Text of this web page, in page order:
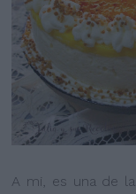
A mi, es una de